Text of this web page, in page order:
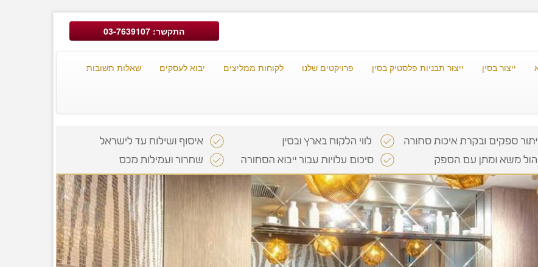
התקשר: 03-7639107
ייצור בסין ייצור תבניות פלסטיק בסין פרויקטים שלנו לקוחות ממליצים יבוא לעסקים שאלות תשובות